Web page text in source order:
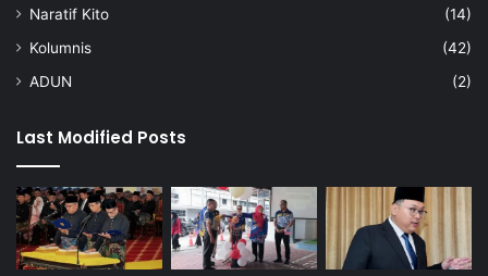
t
j
Naratif Kito
(14)
Kolumnis
(42)
ADUN
(2)
Last Modified Posts